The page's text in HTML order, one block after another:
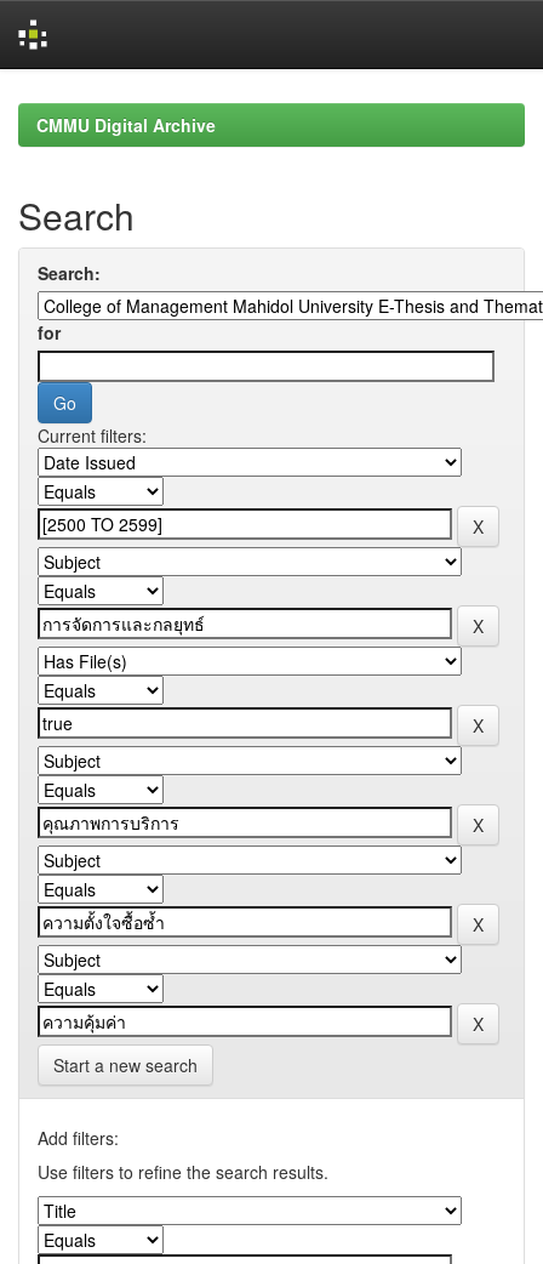
navigationCMMU Digital Archive
Search
Search:
for
Current filters:
Start a new search
Add filters:
Use filters to refine the search results.